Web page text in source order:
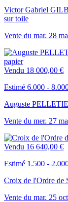
Victor Gabriel
sur toile
Vente du mar. 28
Vendu 18 000,00 €
Estimé 6.000 -
Auguste
Vente du mer. 27
Vendu 16 640,00 €
Estimé 1.500 -
Croix de l'Ordre de
Vente du mar. 25